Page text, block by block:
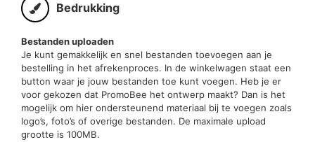
Bedrukking
Bestanden uploaden
Je kunt gemakkelijk en snel bestanden toevoegen aan je
bestelling in het afrekenproces. In de winkelwagen staat een
button waar je jouw bestanden toe kunt voegen. Heb je er
voor gekozen dat PromoBee het ontwerp maakt? Dan is het
mogelijk om hier ondersteunend materiaal bij te voegen zoals
logo’s, foto’s of overige bestanden. De maximale upload
grootte is 100MB.